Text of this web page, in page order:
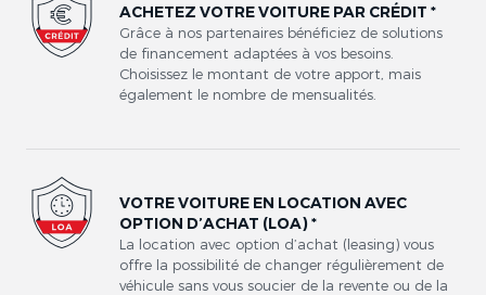
ACHETEZ VOTRE VOITURE PAR CRÉDIT *
Grâce à nos partenaires bénéficiez de solutions
de financement adaptées à vos besoins.
Choisissez le montant de votre apport, mais
également le nombre de mensualités.
VOTRE VOITURE EN LOCATION AVEC
OPTION D’ACHAT (LOA) *
La location avec option d’achat (leasing) vous
offre la possibilité de changer régulièrement de
véhicule sans vous soucier de la revente ou de la